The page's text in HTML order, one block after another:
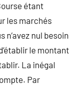
étant
les marchés
n’avez nul besoin
le montant
La inégal
Par